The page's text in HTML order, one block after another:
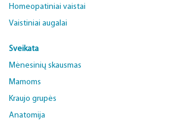
Homeopatiniai vaistai
Vaistiniai augalai
Sveikata
Mėnesinių skausmas
Mamoms
Kraujo grupės
Anatomija